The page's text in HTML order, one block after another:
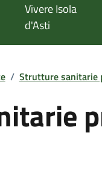
Vivere Isola
d'Asti
/ Strutture sanitarie